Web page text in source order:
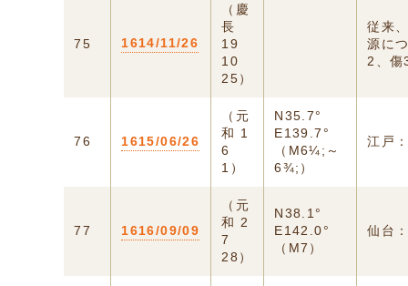
75 1614/11/26
（慶
長
19
10
25）
従来
源に
2、傷
76 1615/06/26
（元
和 1
6
1）
N35.7°
E139.7°
（M6¼;～
6¾;）
江戸
77 1616/09/09
（元
和 2
7
28）
N38.1°
E142.0°
（M7）
仙台